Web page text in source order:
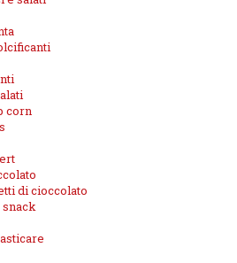
corn
di cioccolato
snack